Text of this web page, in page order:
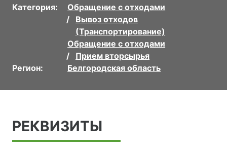
Категория:
Обращение с отходами
Вывоз отходов
(Транспортирование)
Обращение с отходами
Прием вторсырья
Регион:
Белгородская область
РЕКВИЗИТЫ